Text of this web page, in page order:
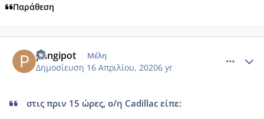
Παράθεση
pangipot Μέλη
Δημοσίευση 16 Απριλίου, 20206 yr
στις πριν 15 ώρες, ο/η Cadillac είπε: